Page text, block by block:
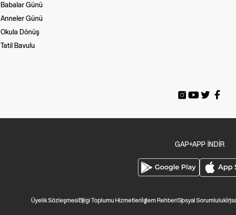
Babalar Günü
Anneler Günü
Okula Dönüş
Tatil Bavulu
GAP+APP İNDİR
Üyelik SözleşmesiBilgi Toplumu Hizmetleriİşlem RehberiSosyal Sorumluluk